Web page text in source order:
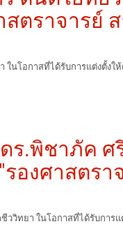
ตราจารย์
กาสที่ได้รับการแต่งตั้งให้
ร.พิชาภัค
องศาสตร
า ในโอกาสที่ได้รับการแต่